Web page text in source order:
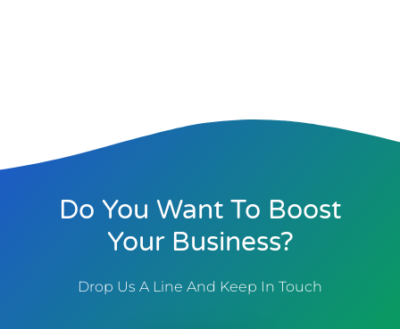
Do You Want To Boost
Your Business?
Drop Us A Line And Keep In Touch